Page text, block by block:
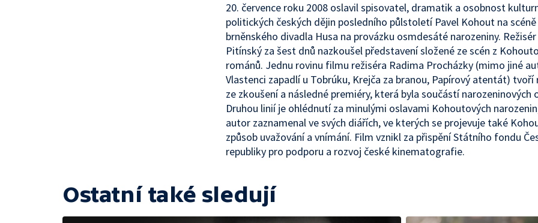
20. července roku 2008 oslavil spisovatel, dramatik a osobnost
politických českých dějin posledního půlstoletí Pavel Kohout na scéně
brněnského divadla Husa na provázku osmdesáté narozeniny. Režisér
Pitínský za šest dnů nazkoušel představení složené ze scén z
románů. Jednu rovinu filmu režiséra Radima Procházky (mimo jiné
Vlastenci zapadlí u Tobrúku, Krejča za branou, Papírový atentát)
ze zkoušení a následné premiéry, která byla součástí narozeninových
Druhou linií je ohlédnutí za minulými oslavami Kohoutových
autor zaznamenal ve svých diářích, ve kterých se projevuje také
způsob uvažování a vnímání. Film vznikl za přispění Státního fondu
republiky pro podporu a rozvoj české kinematografie.
Ostatní také sledují